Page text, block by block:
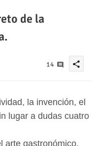
de la
14 share
la invención, el
lugar a dudas cuatro
arte gastronómico.